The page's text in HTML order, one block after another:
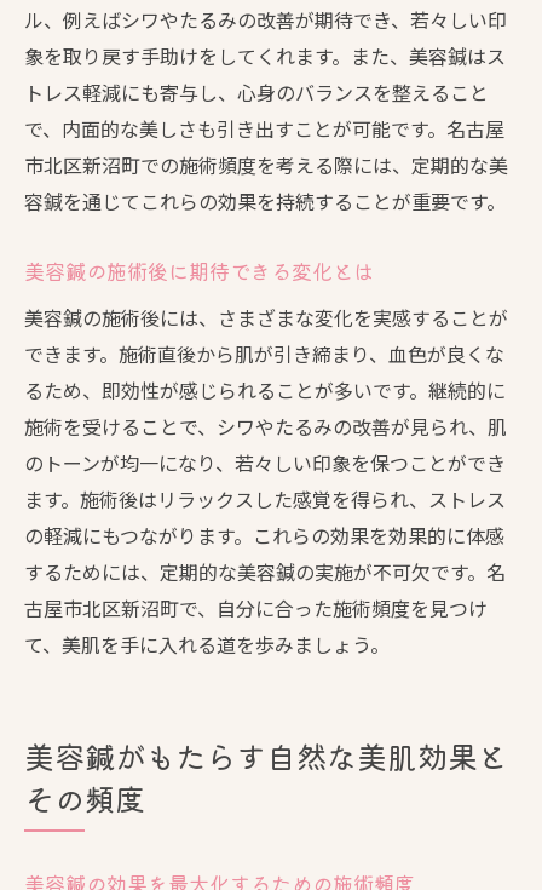
ル、例えばシワやたるみの改善が期待でき、若々しい印
象を取り戻す手助けをしてくれます。また、美容鍼はス
トレス軽減にも寄与し、心身のバランスを整えること
で、内面的な美しさも引き出すことが可能です。名古屋
市北区新沼町での施術頻度を考える際には、定期的な美
容鍼を通じてこれらの効果を持続することが重要です。
美容鍼の施術後に期待できる変化とは
美容鍼の施術後には、さまざまな変化を実感することが
できます。施術直後から肌が引き締まり、血色が良くな
るため、即効性が感じられることが多いです。継続的に
施術を受けることで、シワやたるみの改善が見られ、肌
のトーンが均一になり、若々しい印象を保つことができ
ます。施術後はリラックスした感覚を得られ、ストレス
の軽減にもつながります。これらの効果を効果的に体感
するためには、定期的な美容鍼の実施が不可欠です。名
古屋市北区新沼町で、自分に合った施術頻度を見つけ
て、美肌を手に入れる道を歩みましょう。
美容鍼がもたらす自然な美肌効果と
その頻度
美容鍼の効果を最大化するための施術頻度